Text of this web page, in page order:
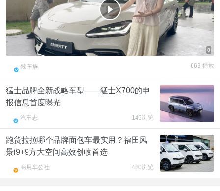
0
f
辣车族 663 播放
猛士品牌全新战略车型——猛士X700的申
报信息首度曝光
汽车志 145浏览
跑货拉拉哪个品牌面包车最实用？福田风
景i9+9方大空间高效创收首选
商用车公社 480浏览